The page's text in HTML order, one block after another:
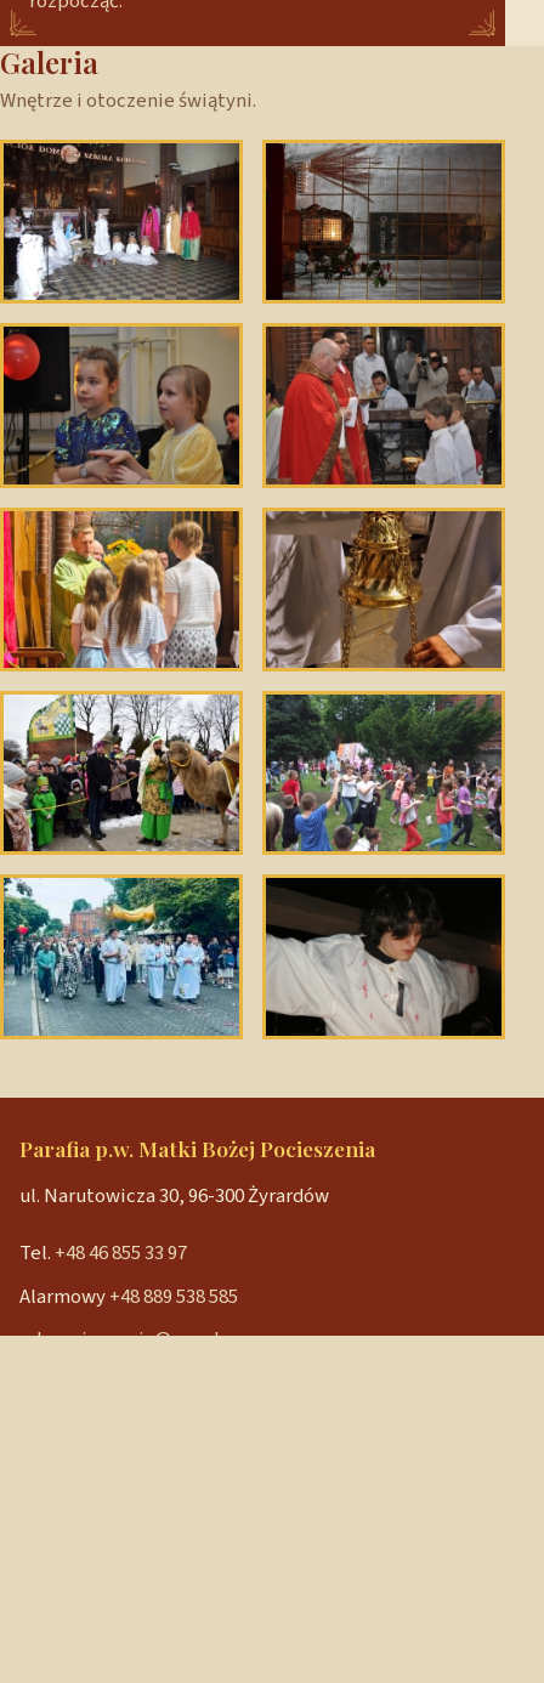
Galeria
Wnętrze i otoczenie świątyni.
Parafia p.w. Matki Bożej Pocieszenia
ul. Narutowicza 30, 96-300 Żyrardów
Tel. +48 46 855 33 97
Alarmowy+48 889 538 585
mbpocieszenia@wp.pl